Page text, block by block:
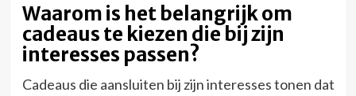
Waarom is het belangrijk om
cadeaus te kiezen die bij zijn
interesses passen?
Cadeaus die aansluiten bij zijn interesses tonen dat